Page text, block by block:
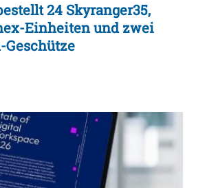
24 Skyranger35,
Einheiten und zwei